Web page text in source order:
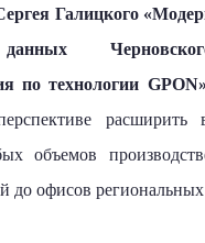
Галицкого
по технологии GPON»
расширить
объемов
до офисов